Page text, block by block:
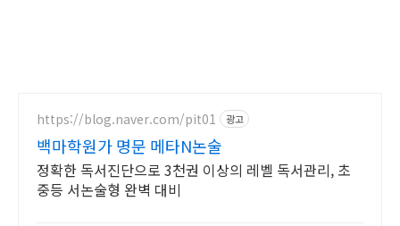
https://blog.naver.com/pit01 광고
백마학원가 명문 메타N논술
정확한 독서진단으로 3천권 이상의 레벨 독서관리, 초
중등 서논술형 완벽 대비